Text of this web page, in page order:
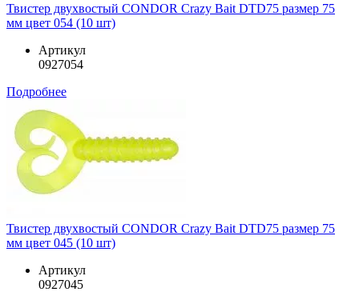
Твистер двухвостый CONDOR Crazy Bait DTD75 размер 75
мм цвет 054 (10 шт)
Артикул
0927054
Подробнее
Твистер двухвостый CONDOR Crazy Bait DTD75 размер 75
мм цвет 045 (10 шт)
Артикул
0927045